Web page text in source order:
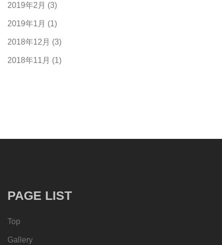
2019年2月 (3)
2019年1月 (1)
2018年12月 (3)
2018年11月 (1)
PAGE LIST
Top
Gallery